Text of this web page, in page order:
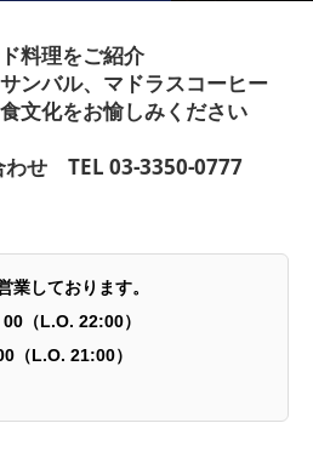
料理をご紹介
ンバル、マドラスコーヒー
文化をお愉しみください
わせ TEL 03-3350-0777
業しております。
（L.O. 22:00）
L.O. 21:00）